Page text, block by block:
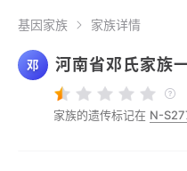
基因家族 家族详情
邓 河南省邓氏家族
家族的遗传标记在 N-